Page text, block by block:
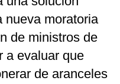
nueva moratoria
de ministros de
a evaluar que
de aranceles